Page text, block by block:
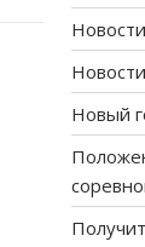
Новости
Новый